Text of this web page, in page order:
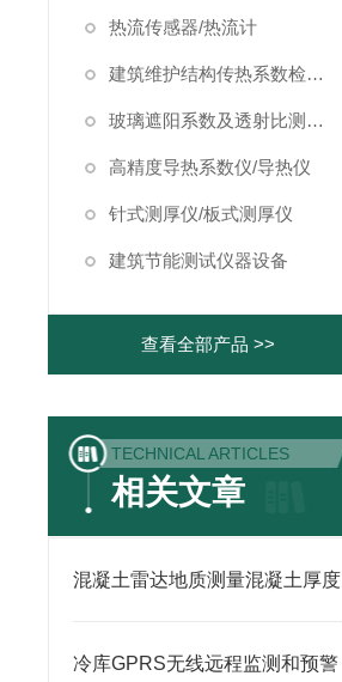
热流传感器/热流计
建筑维护结构传热系数检测仪/温度热流巡检仪
玻璃遮阳系数及透射比测定仪
高精度导热系数仪/导热仪
针式测厚仪/板式测厚仪
建筑节能测试仪器设备
查看全部产品 >>
TECHNICAL ARTICLES
相关文章
混凝土雷达地质测量混凝土厚度
冷库GPRS无线远程监测和预警